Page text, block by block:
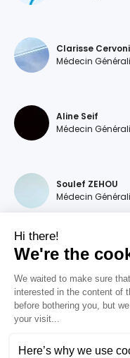
Clarisse Cervoni
Médecin
Aline Seif
Médecin
Soulef ZEHOU
Médecin
Magdalena
Diana MOURAO
Hi there!
We're the
We waited to make sure
interested in the content of
before bothering you, but
your visit...
Here’s why we use